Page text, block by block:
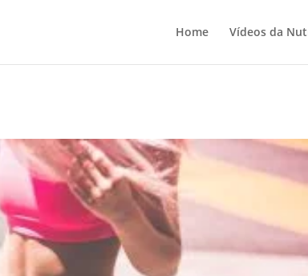
Home Vídeos da